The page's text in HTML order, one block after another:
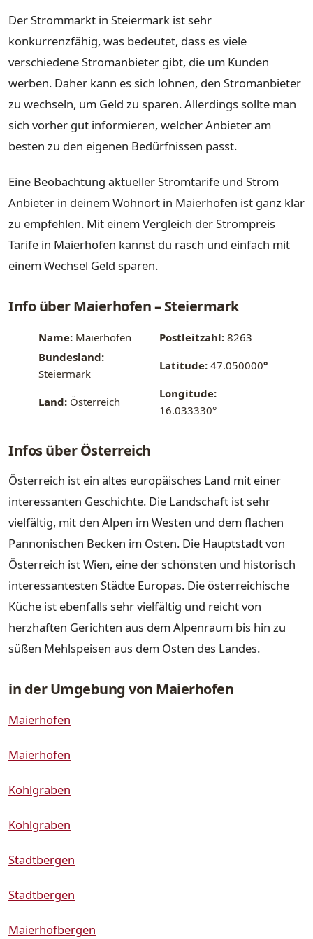
Der Strommarkt in Steiermark ist sehr
konkurrenzfähig, was bedeutet, dass es viele
verschiedene Stromanbieter gibt, die um Kunden
werben. Daher kann es sich lohnen, den Stromanbieter
zu wechseln, um Geld zu sparen. Allerdings sollte man
sich vorher gut informieren, welcher Anbieter am
besten zu den eigenen Bedürfnissen passt.
Eine Beobachtung aktueller Stromtarife und Strom
Anbieter in deinem Wohnort in Maierhofen ist ganz klar
zu empfehlen. Mit einem Vergleich der Strompreis
Tarife in Maierhofen kannst du rasch und einfach mit
einem Wechsel Geld sparen.
Info über Maierhofen – Steiermark
Name: Maierhofen Postleitzahl: 8263
Bundesland:
Steiermark
Latitude: 47.050000°
Land: Österreich
Longitude:
16.033330°
Infos über Österreich
Österreich ist ein altes europäisches Land mit einer
interessanten Geschichte. Die Landschaft ist sehr
vielfältig, mit den Alpen im Westen und dem flachen
Pannonischen Becken im Osten. Die Hauptstadt von
Österreich ist Wien, eine der schönsten und historisch
interessantesten Städte Europas. Die österreichische
Küche ist ebenfalls sehr vielfältig und reicht von
herzhaften Gerichten aus dem Alpenraum bis hin zu
süßen Mehlspeisen aus dem Osten des Landes.
in der Umgebung von Maierhofen
Maierhofen
Maierhofen
Kohlgraben
Kohlgraben
Stadtbergen
Stadtbergen
Maierhofbergen